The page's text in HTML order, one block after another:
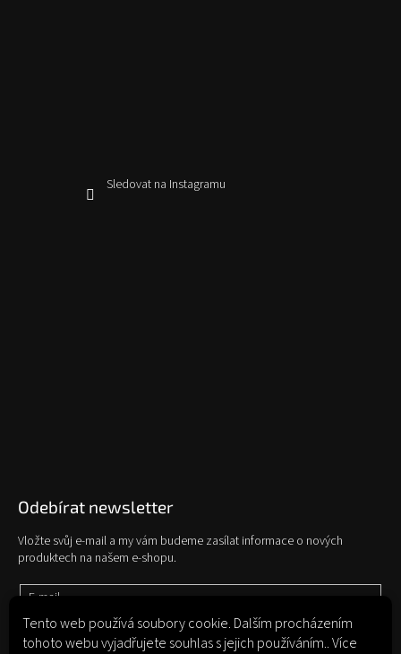
Tento web používá soubory cookie. Dalším procházením
tohoto webu vyjadřujete souhlas s jejich používáním.. Více
Sledovat na Instagramu
Odebírat newsletter
Vložte svůj e-mail a my vám budeme zasílat informace o nových
produktech na našem e-shopu.
E-mail
Vložením e-mailu souhlasíte spodmínkami ochrany osobních údajů